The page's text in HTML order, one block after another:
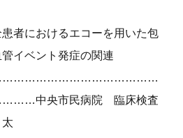
者におけるエコーを用いた包
イベント発症の関連
中央市民病院 臨床検査